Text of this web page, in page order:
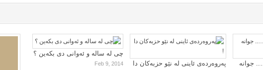
چی لە سالە و ئەوانی دی بكەین ؟
Feb 9, 2014
پەروەردەی ئاینی لە نێو حزبەکان دا
جوانە